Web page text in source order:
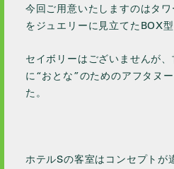
今回ご用意いたしますのはタ
をジュエリーに見立てたBOX型
セイボリーはございませんが
に“おとな”のためのアフタヌ
た。
ホテルSの客室はコンセプトが